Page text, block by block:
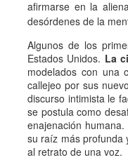
afirmarse en la
desórdenes de la
Algunos de los
Estados Unidos. La
modelados con una
callejeo por sus
discurso intimista le
se postula como
enajenación humana.
su raíz más profunda
al retrato de una voz.